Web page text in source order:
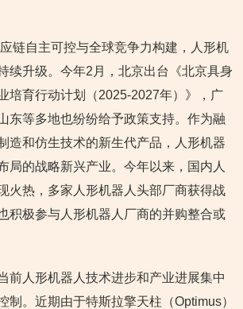
链自主可控与全球竞争力构建，人形机
续升级。今年2月，北京出台《北京具身
培育行动计划（2025-2027年）》，广
东等多地也纷纷给予政策支持。作为融
造和仿生技术的新生代产品，人形机器
局的战略新兴产业。今年以来，国内人
火热，多家人形机器人头部厂商获得战
积极参与人形机器人厂商的并购整合或
前人形机器人技术进步和产业进展集中
制。近期由于特斯拉擎天柱（Optimus）